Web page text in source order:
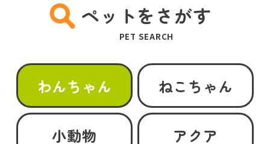
ペットをさがす
PET SEARCH
わんちゃん ねこちゃん
小動物 アクア